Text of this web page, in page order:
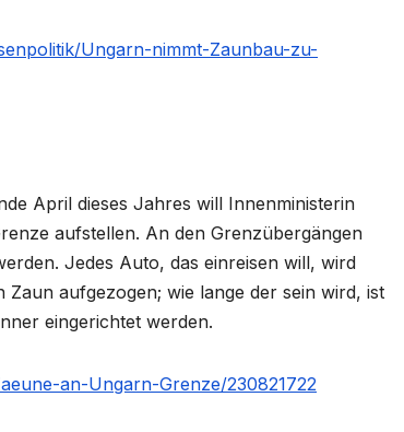
Ungarn-nimmt-Zaunbau-zu-
April dieses Jahres will Innenministerin
aufstellen. An den Grenzübergängen
Jedes Auto, das einreisen will, wird
aufgezogen; wie lange der sein wird, ist
eingerichtet werden.
an-Ungarn-Grenze/230821722